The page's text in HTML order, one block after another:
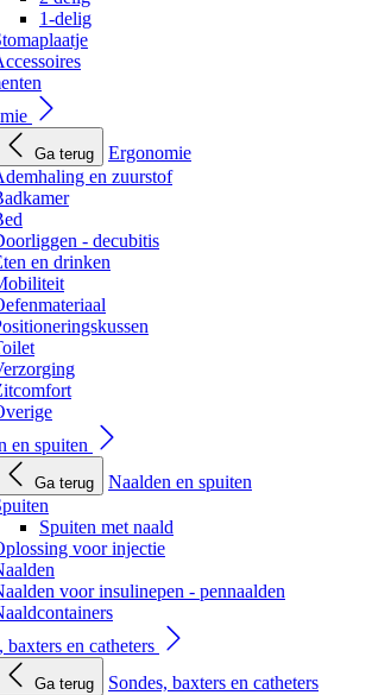
1-delig
Ga terug
Ergonomie
en zuurstof
- decubitis
en drinken
en spuiten
Ga terug
Naalden en spuiten
Spuiten met naald
voor injectie
voor insulinepen - pennaalden
baxters en catheters
Ga terug
Sondes, baxters en catheters